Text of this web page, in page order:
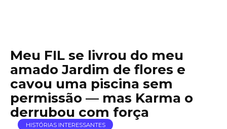
Meu FIL se livrou do meu
amado Jardim de flores e
cavou uma piscina sem
permissão — mas Karma o
derrubou com força
HISTÓRIAS INTERESSANTES